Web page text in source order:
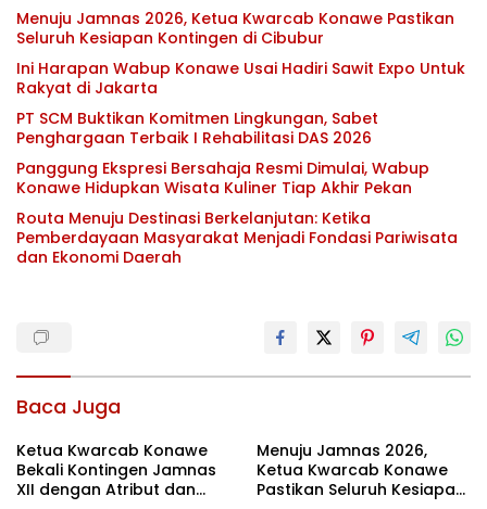
Menuju Jamnas 2026, Ketua Kwarcab Konawe Pastikan
Seluruh Kesiapan Kontingen di Cibubur
Ini Harapan Wabup Konawe Usai Hadiri Sawit Expo Untuk
Rakyat di Jakarta
PT SCM Buktikan Komitmen Lingkungan, Sabet
Penghargaan Terbaik I Rehabilitasi DAS 2026
Panggung Ekspresi Bersahaja Resmi Dimulai, Wabup
Konawe Hidupkan Wisata Kuliner Tiap Akhir Pekan
Routa Menuju Destinasi Berkelanjutan: Ketika
Pemberdayaan Masyarakat Menjadi Fondasi Pariwisata
dan Ekonomi Daerah
Baca Juga
Ketua Kwarcab Konawe
Bekali Kontingen Jamnas
XII dengan Atribut dan
Menuju Jamnas 2026,
Ketua Kwarcab Konawe
Pastikan Seluruh Kesiapan